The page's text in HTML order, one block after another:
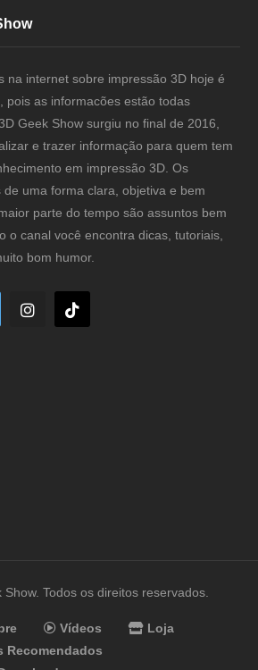
na internet sobre impressão 3D hoje é
pois as informacões estão todas
Geek Show surgiu no final de 2016,
e trazer informação para quem tem
em impressão 3D. Os
uma forma clara, objetiva e bem
parte do tempo são assuntos bem
o canal você encontra dicas, tutoriais,
bom humor.
Todos os direitos reservados.
Vídeos
Loja
Recomendados